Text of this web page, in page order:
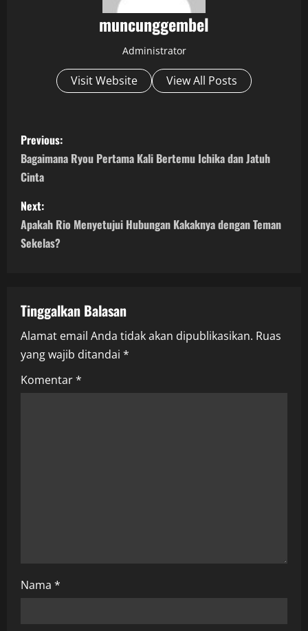
muncunggembel
Administrator
Visit Website View All Posts
P
o
s
t
n
v
i
g
a
Previous:
Bagaimana Ryou Pertama Kali Bertemu Ichika dan Jatuh
Cinta
Next:
Apakah Rio Menyetujui Hubungan Kakaknya dengan Teman
Sekelas?
Tinggalkan Balasan
Alamat email Anda tidak akan dipublikasikan. Ruas
yang wajib ditandai *
Komentar*
Nama *